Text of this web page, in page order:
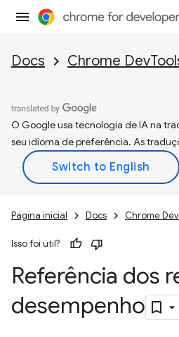
Docs Chrome
O Google usa tecnologia de IA na
seu idioma de preferência. As
Página inicial Docs Chrome
Isso foi útil?
Referência dos
desempenho